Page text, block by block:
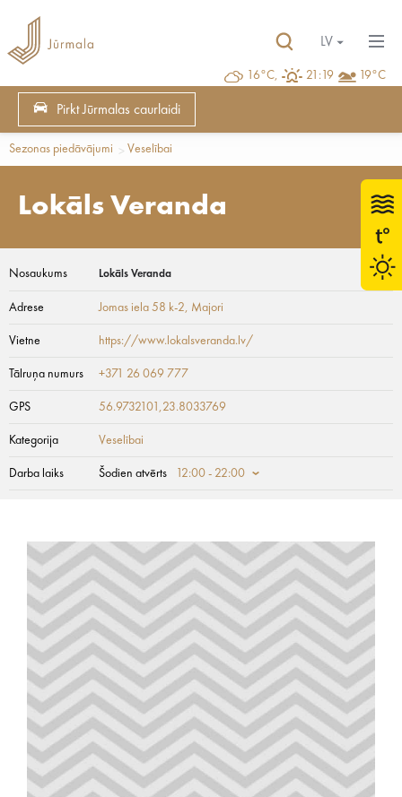
16°C, 21:19 19°C
LV
Pirkt Jūrmalas caurlaidi
Sezonas piedāvājumi Veselībai
Lokāls Veranda
Nosaukums Lokāls Veranda
Adrese Jomas iela 58 k-2, Majori
Vietne https://www.lokalsveranda.lv/
Tālruņa numurs +371 26 069 777
GPS 56.9732101,23.8033769
Kategorija Veselībai
Darba laiks Šodien atvērts 12:00 - 22:00